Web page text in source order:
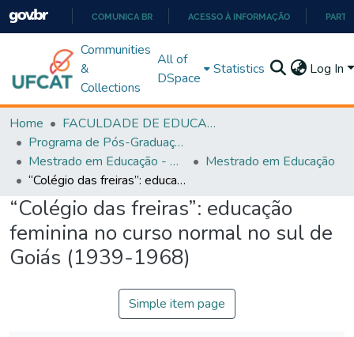
PARA
O
COMUNICA BR ACESSO À INFORMAÇÃO
Communities
&
Collections
All of
DSpace
Statistics Log In
Home
FACULDADE DE EDUCAÇÃO
Programa de Pós-Graduação em Educação (PPGEDUC)
Mestrado em Educação - PPGEDUC
Mestrado em Educação
“Colégio das freiras”: educação feminina no curso normal no sul de Goiás (1939-1968)
“Colégio das freiras”: educação
feminina no curso normal no sul de
Goiás (1939-1968)
Simple item page